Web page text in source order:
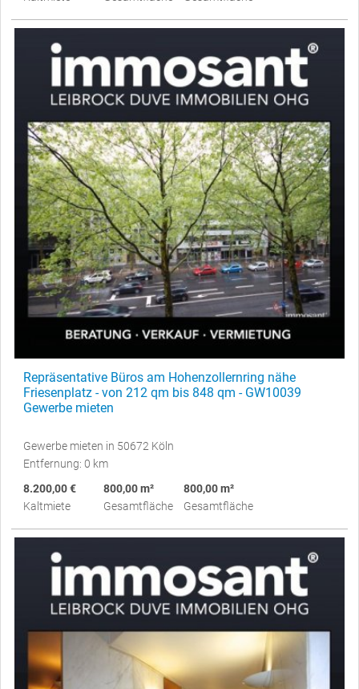
Repräsentative Büros am Hohenzollernring nähe
Friesenplatz - von 212 qm bis 848 qm - GW10039
Gewerbe mieten
Gewerbe mieten in 50672 Köln
Entfernung: 0 km
8.200,00 €
Kaltmiete
800,00 m²
Gesamtfläche
800,00 m²
Gesamtfläche